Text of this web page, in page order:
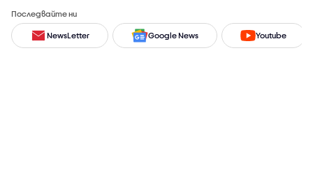
Последвайте ни
NewsLetter Google News Youtube